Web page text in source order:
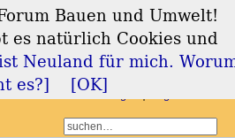
und
Bauen und Umwelt!
es natürlich Cookies und
Neuland für mich.
es?]
[OK]